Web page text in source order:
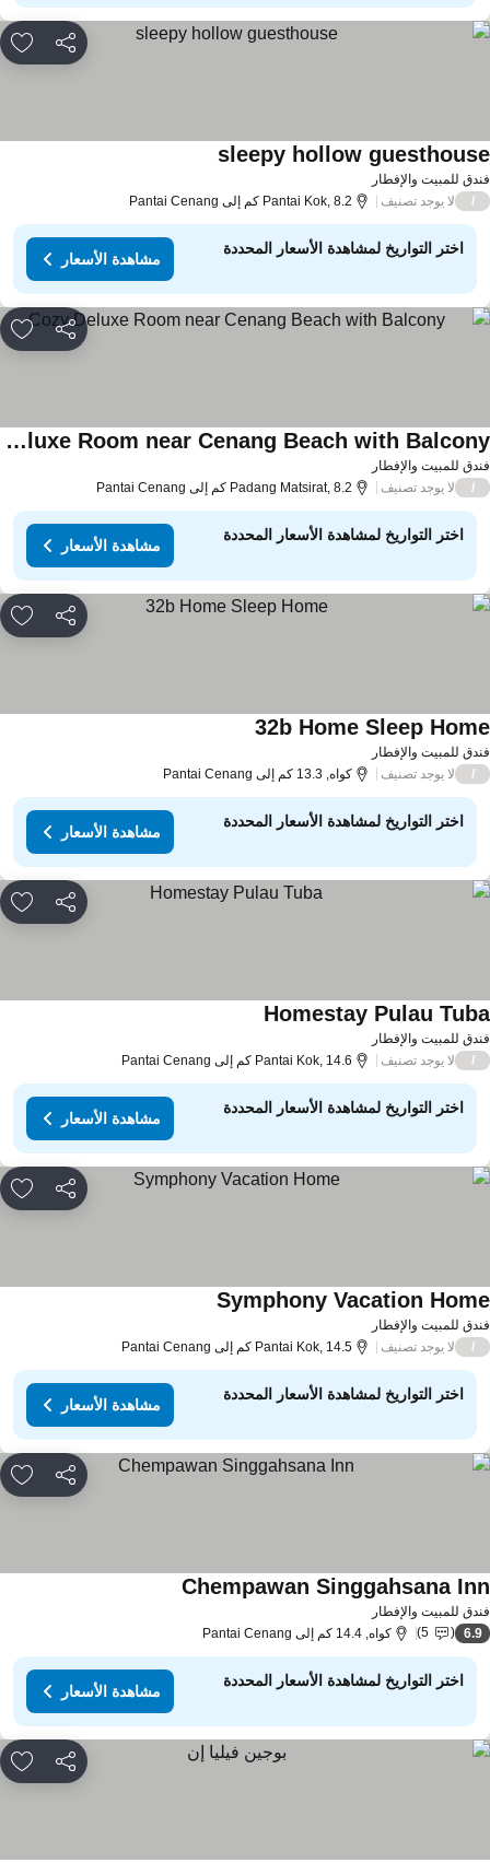
مشاركة
للمبيت والإفطار
sleepy hollow
لا يوجد تصنيف Pantai Kok, 8.2 كم إلى Pantai Cenang
اختر التواريخ لمشاهدة الأسعار المحددة
مشاهدة الأسعار
مشاركة
للمبيت والإفطار
Cozy Deluxe Room near Cenang Beach with Balcony
لا يوجد تصنيف Padang Matsirat, 8.2 كم إلى Pantai Cenang
اختر التواريخ لمشاهدة الأسعار المحددة
مشاهدة الأسعار
مشاركة
للمبيت والإفطار
32b Home Sleep
لا يوجد تصنيف كواه, 13.3 كم إلى Pantai Cenang
اختر التواريخ لمشاهدة الأسعار المحددة
مشاهدة الأسعار
مشاركة
للمبيت والإفطار
Homestay Pulau
لا يوجد تصنيف Pantai Kok, 14.6 كم إلى Pantai Cenang
اختر التواريخ لمشاهدة الأسعار المحددة
مشاهدة الأسعار
مشاركة
للمبيت والإفطار
Symphony Vacation
لا يوجد تصنيف Pantai Kok, 14.5 كم إلى Pantai Cenang
اختر التواريخ لمشاهدة الأسعار المحددة
مشاهدة الأسعار
مشاركة
للمبيت والإفطار
Chempawan Singgahsana
6.9
5 كواه, 14.4 كم إلى Pantai Cenang
اختر التواريخ لمشاهدة الأسعار المحددة
مشاهدة الأسعار
مشاركة